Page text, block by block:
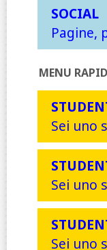
SOCIAL
Pagine,
MENU
Sei uno
Sei uno
Sei uno